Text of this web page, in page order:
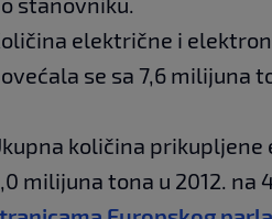
električne i
se sa 7,6 milijuna
količina
milijuna tona u 2012. na